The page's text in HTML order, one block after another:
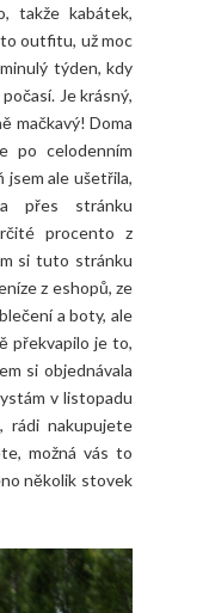
takže kabátek,
outfitu, už moc
týden, kdy
Je krásný,
mačkavý! Doma
po celodenním
jsem ale ušetřila,
přes stránku
procento z
si tuto stránku
z eshopů, ze
a boty, ale
překvapilo je to,
si objednávala
v listopadu
rádi nakupujete
možná vás to
několik stovek